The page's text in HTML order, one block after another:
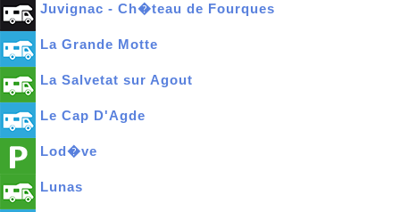
Juvignac - Ch�teau de Fourques
La Grande Motte
La Salvetat sur Agout
Le Cap D'Agde
Lod�ve
Lunas